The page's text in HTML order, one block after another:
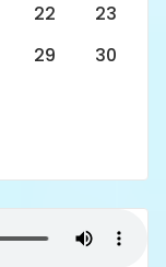
22
23
29
30